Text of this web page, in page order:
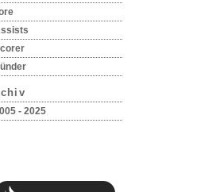
- 2025